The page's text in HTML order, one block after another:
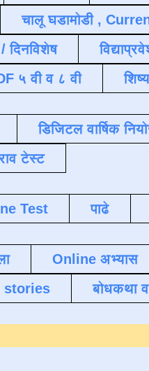
चालू घडामोडी ,
दिनविशेष
५ वी व ८ वी
डिजिटल वार्षिक
टेस्ट
Test पाढे
Online अभ्यास
stories
बोधकथा